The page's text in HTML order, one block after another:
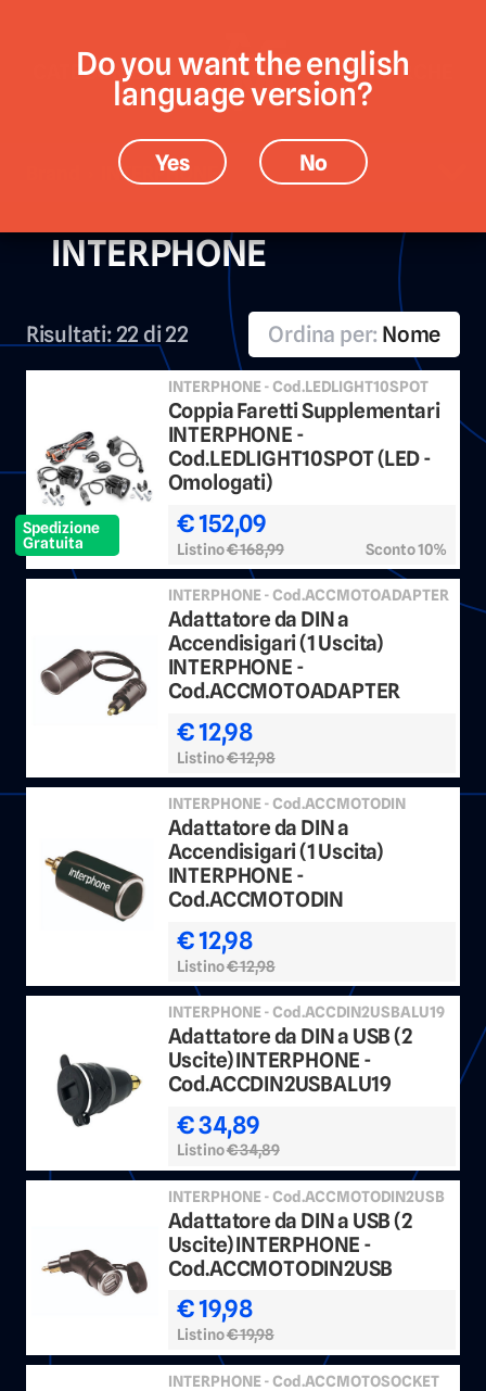
CATEGORIE MARCHE
Brand › INTERPHONE
INTERPHONE
Ordina per: Nome
Risultati: 22 di 22
Spedizione
Gratuita
INTERPHONE - Cod.LEDLIGHT10SPOT
Coppia Faretti Supplementari
INTERPHONE -
Cod.LEDLIGHT10SPOT (LED -
Omologati)
€ 152,09
Listino€ 168,99 Sconto 10%
INTERPHONE - Cod.ACCMOTOADAPTER
Adattatore da DIN a
Accendisigari (1 Uscita)
INTERPHONE -
Cod.ACCMOTOADAPTER
€ 12,98
Listino€ 12,98
INTERPHONE - Cod.ACCMOTODIN
Adattatore da DIN a
Accendisigari (1 Uscita)
INTERPHONE -
Cod.ACCMOTODIN
€ 12,98
Listino€ 12,98
INTERPHONE - Cod.ACCDIN2USBALU19
Adattatore da DIN a USB (2
Uscite) INTERPHONE -
Cod.ACCDIN2USBALU19
€ 34,89
Listino€ 34,89
INTERPHONE - Cod.ACCMOTODIN2USB
Adattatore da DIN a USB (2
Uscite) INTERPHONE -
Cod.ACCMOTODIN2USB
€ 19,98
Listino€ 19,98
INTERPHONE - Cod.ACCMOTOSOCKET
Do you want the english
language version?
Yes No